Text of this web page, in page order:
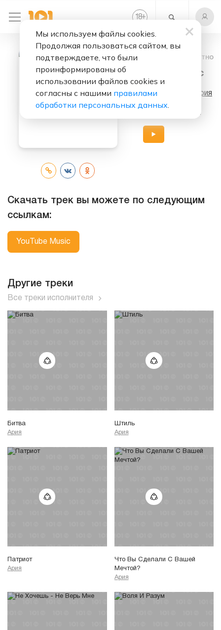
18+
Слушать бесплатно
Пробил Час
Исполнители: Ария
Скачать трек вы можете по следующим
ссылкам:
YouTube Music
Другие треки
Все треки исполнителя
Битва
Ария
Штиль
Ария
Патриот
Ария
Что Вы Сделали С Вашей
Мечтой?
Ария
Мы используем файлы cookies.
Продолжая пользоваться сайтом, вы
подтверждаете, что были
проинформированы об
использовании файлов cookies и
согласны с нашими правилами
обработки персональных данных.